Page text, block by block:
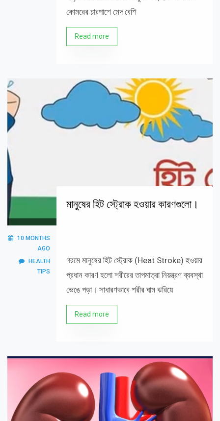
কোমরের চারপাশে মেদ বেশি
Read more
10 MONTHS
AGO
HEALTH
TIPS
মানুষের হিট স্ট্রোক হওয়ার কারণগুলো।
গরমে মানুষের হিট স্ট্রোক (Heat Stroke) হওয়ার
প্রধান কারণ হলো শরীরের তাপমাত্রা নিয়ন্ত্রণ ব্যবস্থা
ভেঙে পড়া। সাধারণভাবে শরীর ঘাম ঝরিয়ে
Read more